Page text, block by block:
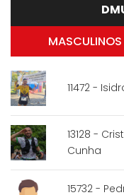
MASCULINOS
11472 -
13128 -
Cunha
15732 -